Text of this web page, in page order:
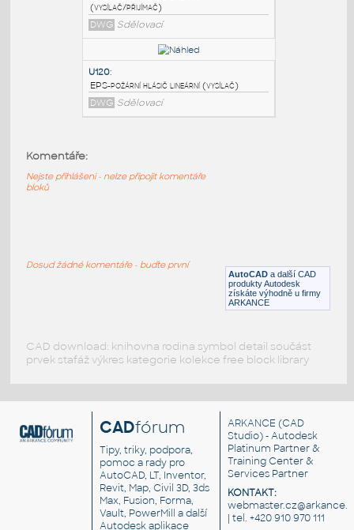
Stožár vysílací nebo translační stanice
DWG Stavební objekty
DWG
Sdělovací
AutoCAD a další CAD
produkty Autodesk
získáte výhodně u firmy
ARKANCE
Komentáře:
Nejste přihlášeni - nelze připojit komentáře
bloků
Dosud žádné komentáře - buďte první
CAD download: knihovna rodina symbol detail součást
prvek stafáž výkres kategorie kolekce free block library
CADfórum
Tipy, triky, podpora,
pomoc a rady pro
AutoCAD, LT, Inventor,
Revit, Map, Civil 3D, 3ds
Max, Fusion, Forma,
Vault, PowerMill a další
Autodesk aplikace
ARKANCE (CAD
Studio) - Autodesk
Platinum Partner &
Training Center &
Services Partner
KONTAKT:
| tel. +420 910 970 111